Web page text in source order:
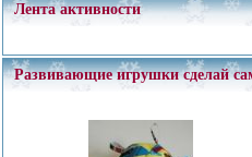
Лента активности
Развивающие игрушки сделай